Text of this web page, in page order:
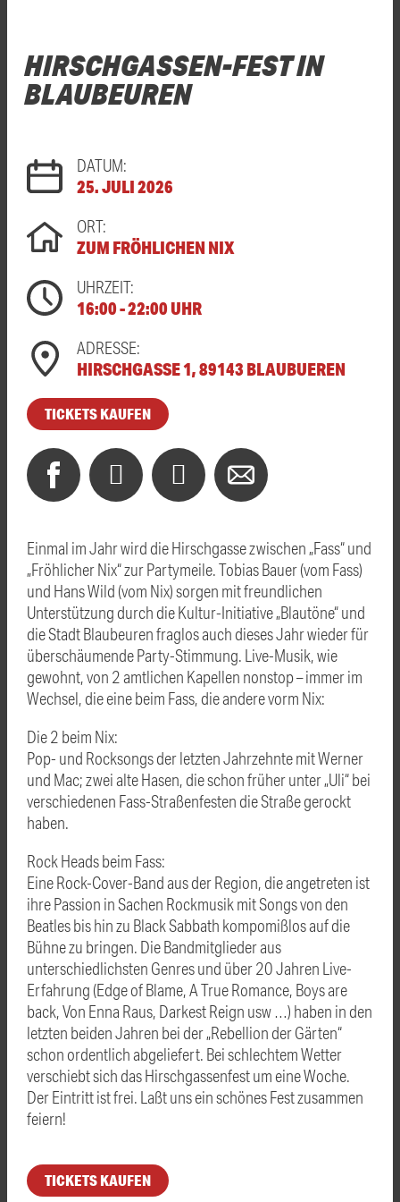
HIRSCHGASSEN-FEST IN
BLAUBEUREN
DATUM:
25. JULI 2026
ORT:
ZUM FRÖHLICHEN NIX
UHRZEIT:
16:00 - 22:00 UHR
ADRESSE:
HIRSCHGASSE 1, 89143 BLAUBUEREN
TICKETS KAUFEN
Einmal im Jahr wird die Hirschgasse zwischen „Fass“ und
„Fröhlicher Nix“ zur Partymeile. Tobias Bauer (vom Fass)
und Hans Wild (vom Nix) sorgen mit freundlichen
Unterstützung durch die Kultur-Initiative „Blautöne“ und
die Stadt Blaubeuren fraglos auch dieses Jahr wieder für
überschäumende Party-Stimmung. Live-Musik, wie
gewohnt, von 2 amtlichen Kapellen nonstop – immer im
Wechsel, die eine beim Fass, die andere vorm Nix:
Die 2 beim Nix:
Pop- und Rocksongs der letzten Jahrzehnte mit Werner
und Mac; zwei alte Hasen, die schon früher unter „Uli“ bei
verschiedenen Fass-Straßenfesten die Straße gerockt
haben.
Rock Heads beim Fass:
Eine Rock-Cover-Band aus der Region, die angetreten ist
ihre Passion in Sachen Rockmusik mit Songs von den
Beatles bis hin zu Black Sabbath kompomißlos auf die
Bühne zu bringen. Die Bandmitglieder aus
unterschiedlichsten Genres und über 20 Jahren Live-
Erfahrung (Edge of Blame, A True Romance, Boys are
back, Von Enna Raus, Darkest Reign usw …) haben in den
letzten beiden Jahren bei der „Rebellion der Gärten“
schon ordentlich abgeliefert. Bei schlechtem Wetter
verschiebt sich das Hirschgassenfest um eine Woche.
Der Eintritt ist frei. Laßt uns ein schönes Fest zusammen
feiern!
TICKETS KAUFEN